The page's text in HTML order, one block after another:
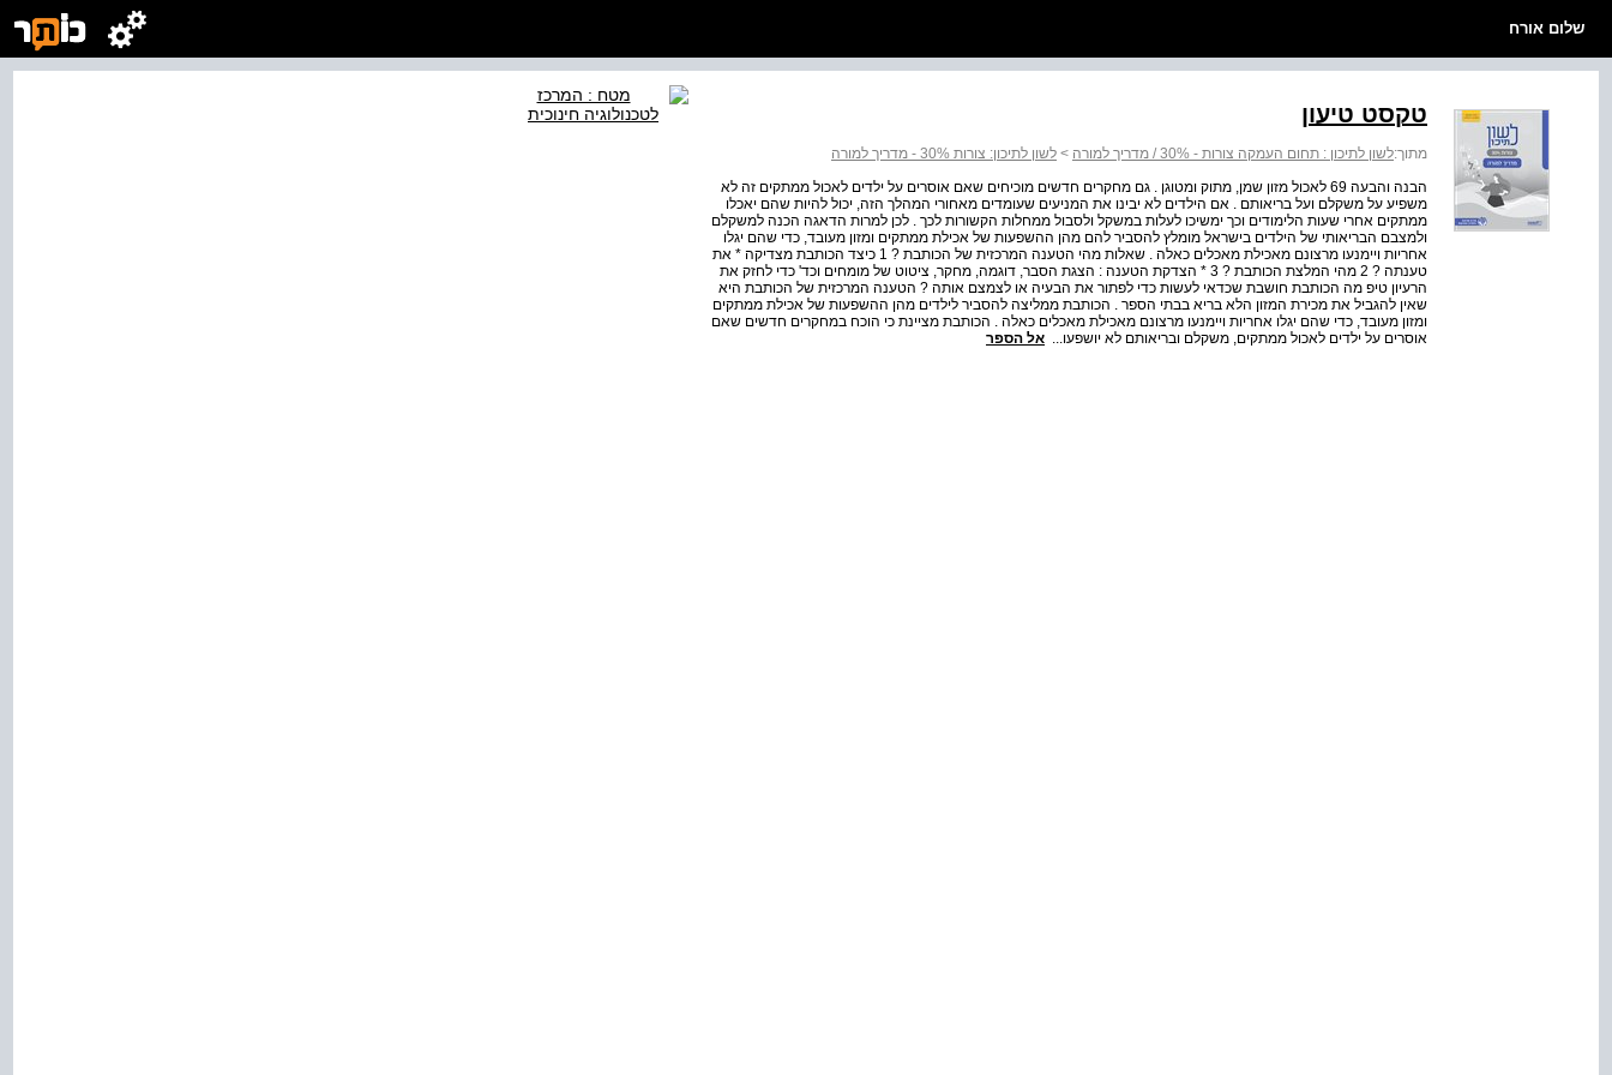
שלום אורח
טקסט טיעון
מתוך:לשון לתיכון : תחום העמקה צורות - 30% / מדריך למורה > לשון לתיכון: צורות 30% - מדריך למורה
הבנה והבעה 69 לאכול מזון שמן, מתוק ומטוגן . גם מחקרים חדשים מוכיחים שאם אוסרים על ילדים לאכול ממתקים זה לא
משפיע על משקלם ועל בריאותם . אם הילדים לא יבינו את המניעים שעומדים מאחורי המהלך הזה, יכול להיות שהם יאכלו
ממתקים אחרי שעות הלימודים וכך ימשיכו לעלות במשקל ולסבול ממחלות הקשורות לכך . לכן למרות הדאגה הכנה למשקלם
ולמצבם הבריאותי של הילדים בישראל מומלץ להסביר להם מהן ההשפעות של אכילת ממתקים ומזון מעובד, כדי שהם יגלו
אחריות ויימנעו מרצונם מאכילת מאכלים כאלה . שאלות מהי הטענה המרכזית של הכותבת ? 1 כיצד הכותבת מצדיקה * את
טענתה ? 2 מהי המלצת הכותבת ? 3 * הצדקת הטענה : הצגת הסבר, דוגמה, מחקר, ציטוט של מומחים וכד' כדי לחזק את
הרעיון טיפ מה הכותבת חושבת שכדאי לעשות כדי לפתור את הבעיה או לצמצם אותה ? הטענה המרכזית של הכותבת היא
שאין להגביל את מכירת המזון הלא בריא בבתי הספר . הכותבת ממליצה להסביר לילדים מהן ההשפעות של אכילת ממתקים
ומזון מעובד, כדי שהם יגלו אחריות ויימנעו מרצונם מאכילת מאכלים כאלה . הכותבת מציינת כי הוכח במחקרים חדשים שאם
אוסרים על ילדים לאכול ממתקים, משקלם ובריאותם לא יושפעו... אל הספר